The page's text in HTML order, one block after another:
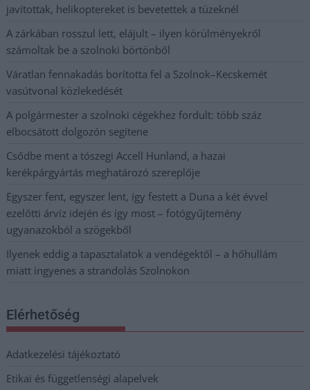
javítottak, helikoptereket is bevetettek a tüzeknél
A zárkában rosszul lett, elájult – ilyen körülményekről
számoltak be a szolnoki börtönből
Váratlan fennakadás borította fel a Szolnok–Kecskemét
vasútvonal közlekedését
A polgármester a szolnoki cégekhez fordult: több száz
elbocsátott dolgozón segítene
Csődbe ment a tószegi Accell Hunland, a hazai
kerékpárgyártás meghatározó szereplője
Egyszer fent, egyszer lent, így festett a Duna a két évvel
ezelőtti árvíz idején és így most – fotógyűjtemény
ugyanazokból a szögekből
Ilyenek eddig a tapasztalatok a vendégektől – a hőhullám
miatt ingyenes a strandolás Szolnokon
Elérhetőség
Adatkezelési tájékoztató
Etikai és függetlenségi alapelvek